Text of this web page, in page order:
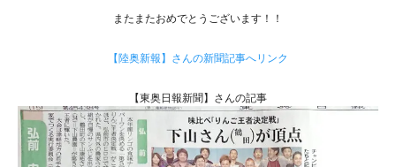
またまたおめでとうございます！！
【陸奥新報】さんの新聞記事へリンク
【東奥日報新聞】さんの記事